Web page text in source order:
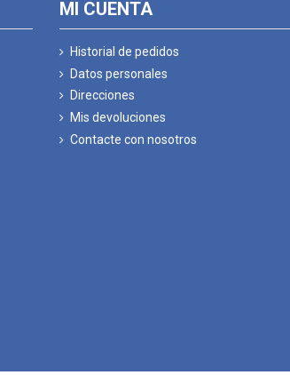
MI CUENTA
Historial de pedidos
Datos personales
Direcciones
Mis devoluciones
Contacte con nosotros